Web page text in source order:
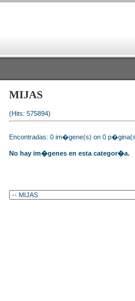
MIJAS
(Hits: 575894)
Encontradas: 0 im�gene(s) on 0
No hay im�genes en esta categor�a.